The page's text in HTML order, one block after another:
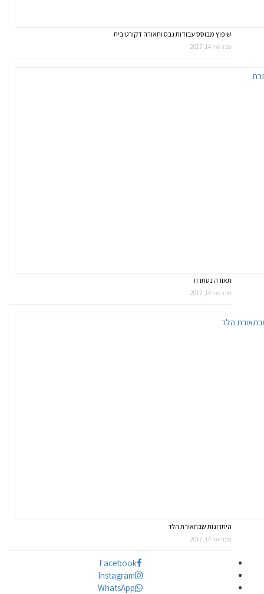
שיפוץ מבוסס עבודות גבס ותאורה דקורטיבית
פברואר 14, 2017
תאורה נסתרת
פברואר 14, 2017
היתרונות שבתאורת הלד
פברואר 14, 2017
Facebook
Instagram
WhatsApp